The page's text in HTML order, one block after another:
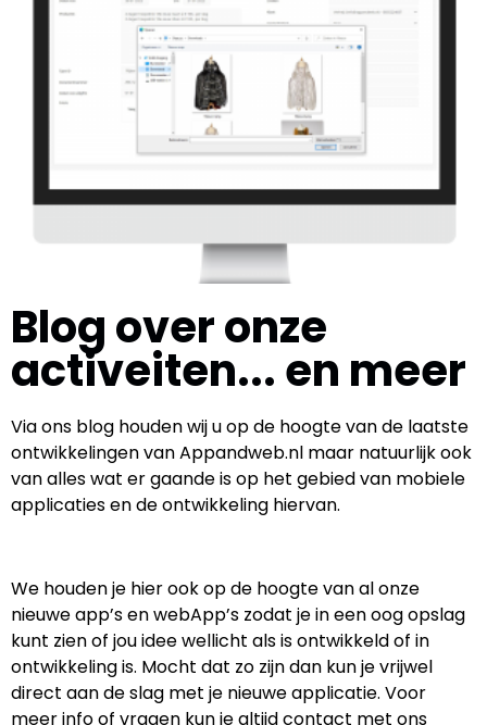
Blog over onze
activeiten... en meer
Via ons blog houden wij u op de hoogte van de laatste
ontwikkelingen van Appandweb.nl maar natuurlijk ook
van alles wat er gaande is op het gebied van mobiele
applicaties en de ontwikkeling hiervan.
We houden je hier ook op de hoogte van al onze
nieuwe app’s en webApp’s zodat je in een oog opslag
kunt zien of jou idee wellicht als is ontwikkeld of in
ontwikkeling is. Mocht dat zo zijn dan kun je vrijwel
direct aan de slag met je nieuwe applicatie. Voor
meer info of vragen kun je altijd contact met ons